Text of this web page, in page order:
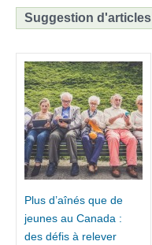
Suggestion d'articles
Plus d’aînés que de
jeunes au Canada :
des défis à relever